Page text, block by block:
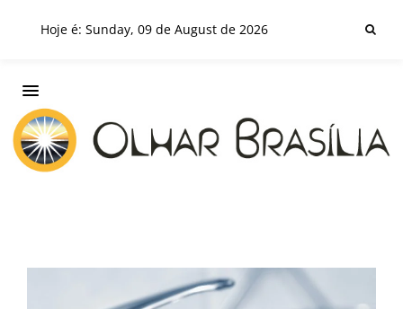
Hoje é: Sunday, 09 de August de 2026